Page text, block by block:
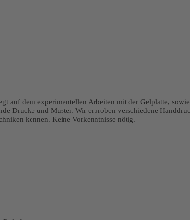
auf dem experimentellen Arbeiten mit der Gelplatte,
Drucke und Muster. Wir erproben verschiedene
kennen. Keine Vorkenntnisse nötig.